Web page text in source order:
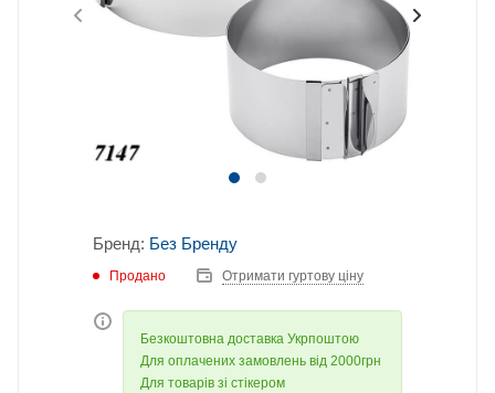
Бренд: Без Бренду
Продано Отримати гуртову ціну
Безкоштовна доставка Укрпоштою
Для оплачених замовлень від 2000грн
Для товарів зі стікером